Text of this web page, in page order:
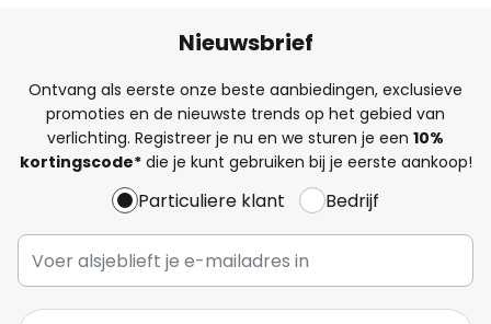
Nieuwsbrief
Ontvang als eerste onze beste aanbiedingen, exclusieve
promoties en de nieuwste trends op het gebied van
verlichting. Registreer je nu en we sturen je een 10%
kortingscode*die je kunt gebruiken bij je eerste aankoop!
Particuliere klant Bedrijf